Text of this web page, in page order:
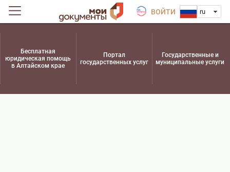
ВОЙТИ ru
Бесплатная
юридическая помощь
в Алтайском крае
Портал
государственных услуг
Государственные и
муниципальные услуги